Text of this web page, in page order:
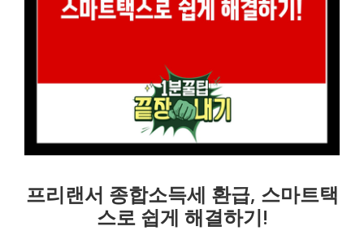
프리랜서 종합소득세 환급, 스마트택
스로 쉽게 해결하기!